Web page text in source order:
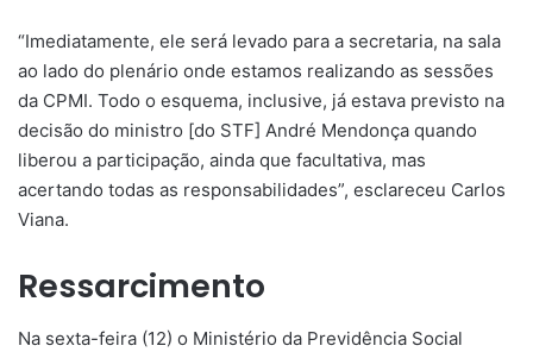
“Imediatamente, ele será levado para a secretaria, na sala
ao lado do plenário onde estamos realizando as sessões
da CPMI. Todo o esquema, inclusive, já estava previsto na
decisão do ministro [do STF] André Mendonça quando
liberou a participação, ainda que facultativa, mas
acertando todas as responsabilidades”, esclareceu Carlos
Viana.
Ressarcimento
Na sexta-feira (12) o Ministério da Previdência Social